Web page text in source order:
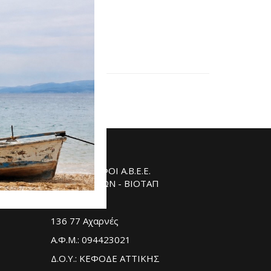
ΤΥΛΙΓΑΔΑ ΑΦΟΙ Α.Β.Ε.Ε.
ΤΑΠΕΤΣΑΡΙΩΝ - ΒΙΟΤΑΠ
136 77 Αχαρνές
Α.Φ.Μ.: 094423021
Δ.Ο.Υ.: ΚΕΦΟΔΕ ΑΤΤΙΚΗΣ